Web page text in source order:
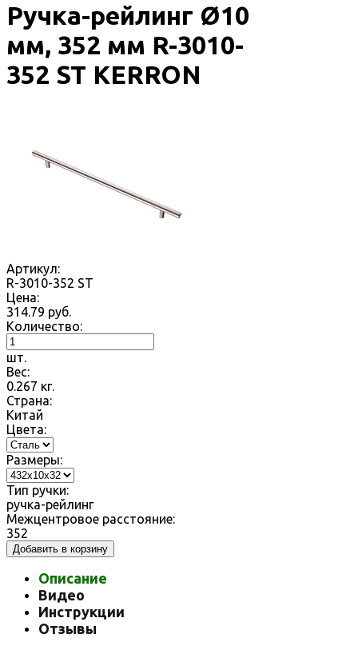
Ручка-рейлинг Ø10
мм, 352 мм R-3010-
352 ST KERRON
Артикул:
R-3010-352 ST
Цена:
314.79 руб.
Количество:
шт.
Вес:
0.267 кг.
Страна:
Китай
Цвета:
Размеры:
Тип ручки:
ручка-рейлинг
Межцентровое расстояние:
352
Добавить в корзину
Описание
Видео
Инструкции
Отзывы